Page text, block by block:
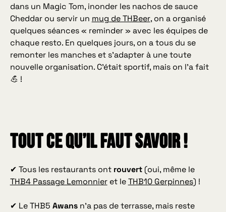
dans un Magic Tom, inonder les nachos de sauce
Cheddar ou servir un mug de THBeer, on a organisé
quelques séances « reminder » avec les équipes de
chaque resto. En quelques jours, on a tous du se
remonter les manches et s’adapter à une toute
nouvelle organisation. C’était sportif, mais on l’a fait
💪 !
Tout ce qu’il faut savoir !
✔ Tous les restaurants ont rouvert(oui, même le
THB4 Passage Lemonnieret leTHB10 Gerpinnes) !
✔ Le THB5 Awansn’a pas de terrasse, mais reste